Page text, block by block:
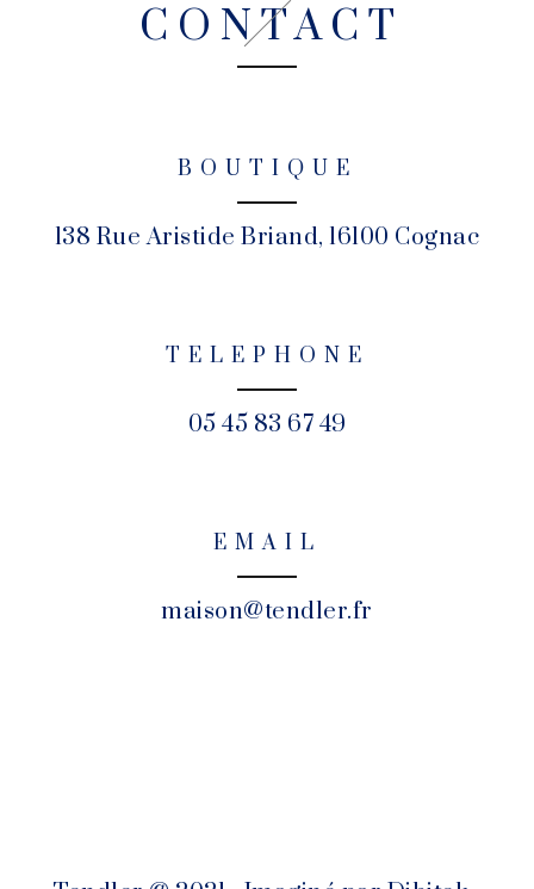
CONTACT
BOUTIQUE
138 Rue Aristide Briand, 16100 Cognac
TELEPHONE
05 45 83 67 49
EMAIL
maison@tendler.fr